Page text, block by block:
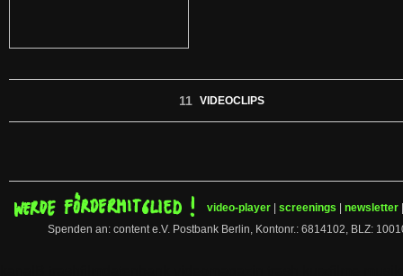
11 VIDEOCLIPS
video-player screenings newsletter
Spenden an: content e.V. Postbank Berlin, Kontonr.: 6814102, BLZ: